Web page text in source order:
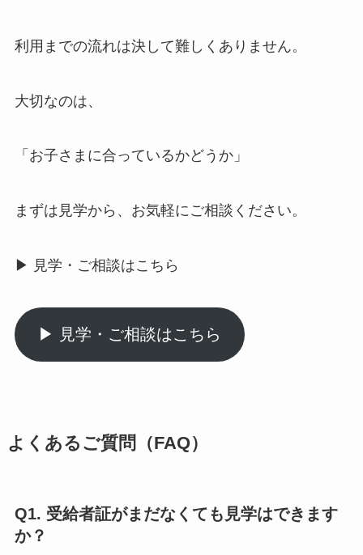
利用までの流れは決して難しくありません。
大切なのは、
「お子さまに合っているかどうか」
まずは見学から、お気軽にご相談ください。
▶ 見学・ご相談はこちら
▶ 見学・ご相談はこちら
よくあるご質問（FAQ）
Q1. 受給者証がまだなくても見学はできます
か？